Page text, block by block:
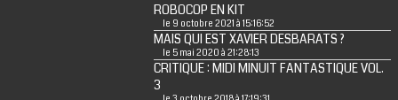
ROBOCOP EN KIT
le 9 octobre 2021 à 15:16:52
MAIS QUI EST XAVIER DESBARATS ?
le 5 mai 2020 à 21:28:13
CRITIQUE : MIDI MINUIT FANTASTIQUE VOL.
3